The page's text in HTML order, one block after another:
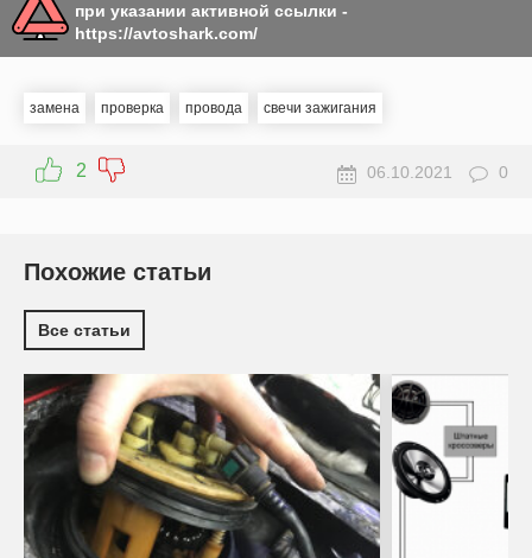
при указании активной ссылки -
https://avtoshark.com/
замена проверка провода свечи зажигания
2 06.10.2021 0
Похожие статьи
Все статьи